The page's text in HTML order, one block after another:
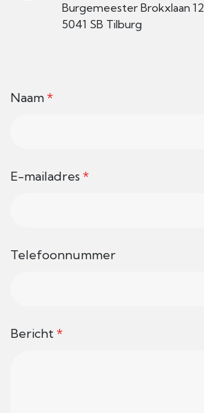
Burgemeester Brokxlaan 12
5041 SB Tilburg
Naam*
E-mailadres *
Telefoonnummer
Bericht*